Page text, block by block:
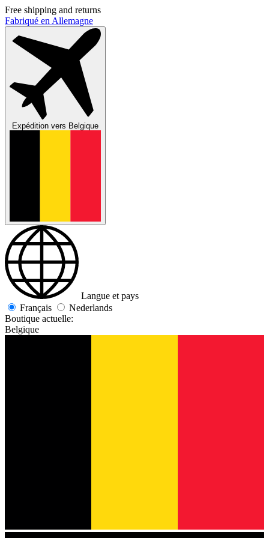
Free shipping and returns
Fabriqué en Allemagne
Expédition vers Belgique
Langue et pays
Français
Nederlands
Boutique actuelle:
Belgique